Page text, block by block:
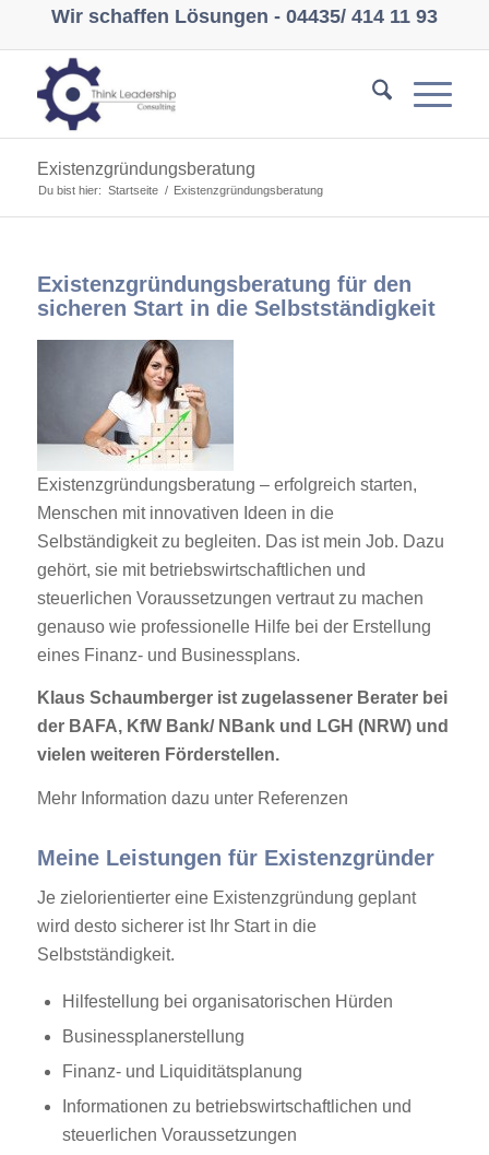
Wir schaffen Lösungen - 04435/ 414 11 93
Existenzgründungsberatung
Du bist hier: Startseite / Existenzgründungsberatung
Existenzgründungsberatung für den
sicheren Start in die Selbstständigkeit
Existenzgründungsberatung – erfolgreich starten,
Menschen mit innovativen Ideen in die
Selbständigkeit zu begleiten. Das ist mein Job. Dazu
gehört, sie mit betriebswirtschaftlichen und
steuerlichen Voraussetzungen vertraut zu machen
genauso wie professionelle Hilfe bei der Erstellung
eines Finanz- und Businessplans.
Klaus Schaumberger ist zugelassener Berater bei
der BAFA, KfW Bank/ NBankund LGH (NRW) und
vielen weiteren Förderstellen.
Mehr Information dazu unter Referenzen
Meine Leistungen für Existenzgründer
Je zielorientierter eine Existenzgründung geplant
wird desto sicherer ist Ihr Start in die
Selbstständigkeit.
Hilfestellung bei organisatorischen Hürden
Businessplanerstellung
Finanz- und Liquiditätsplanung
Informationen zu betriebswirtschaftlichen und
steuerlichen Voraussetzungen